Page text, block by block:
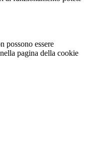
possono essere
pagina della cookie